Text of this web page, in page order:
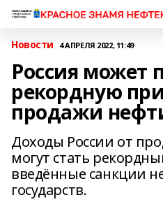
Новости 4 АПРЕЛЯ 2022, 11:49
Россия может
рекордную
продажи
Доходы России от
могут стать
введённые санкции
государств.